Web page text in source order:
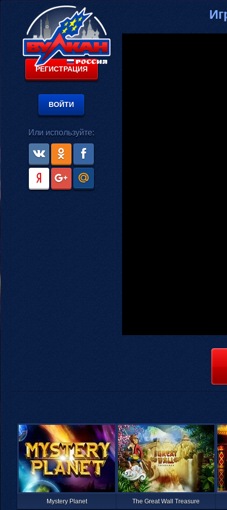
РЕГИСТРАЦИЯ
ВОЙТИ
Или используйте:
Mystery Planet The Great Wall Treasure